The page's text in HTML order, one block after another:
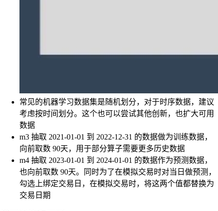
常见的机器学习数据集是随机划分，对于时序数据，建议
考虑按时间划分。这个也可以尝试其他创新，也扩大可用
数据
m3 抽取 2021-01-01 到 2022-12-31 的数据做为训练数据，
向前取数 90天，用于部分算子需要更多历史数据
m4 抽取 2023-01-01 到 2024-01-01 的数据作为预测数据，
也向前取数 90天。同时为了在模拟交易时对当日做预测，
勾选上绑定交易日，在模拟交易时，将这两个值都替换为
交易日期